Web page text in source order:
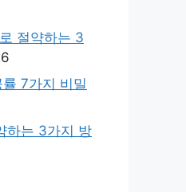
절약하는 3
7가지 비밀
하는 3가지 방